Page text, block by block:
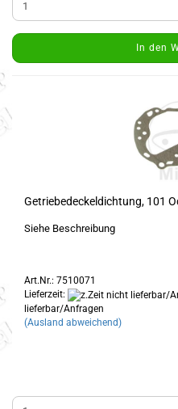
In den
Getriebedeckeldichtung, 101
Siehe Beschreibung
Art.Nr.: 7510071
Lieferzeit:
lieferbar/Anfragen
(Ausland abweichend)